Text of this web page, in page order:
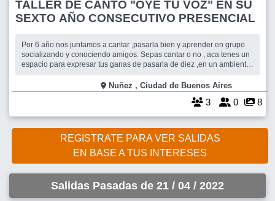
TALLER DE CANTO "OYE TU VOZ" EN SU
SEXTO AÑO CONSECUTIVO PRESENCIAL
Por 6 año nos juntamos a cantar ,pasarla bien y aprender en grupo
socializando y conociendo amigos. Sepas cantar o no , aca tenes un
espacio para expresar tus ganas de pasarla de diez ,en un ambiente
Nuñez , Ciudad de Buenos Aires
3 0 8
REGISTRATE PARA VER SALIDAS
EN BASE A TUS INTERESES
Salidas Pasadas de 21 / 04 / 2022